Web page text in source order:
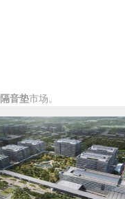
隔音垫市场。